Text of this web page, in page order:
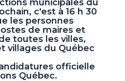
municipales du
c'est à 16 h 30
les personnes
de maires et
toutes les villes,
villages du Québec
officielle
Québec.